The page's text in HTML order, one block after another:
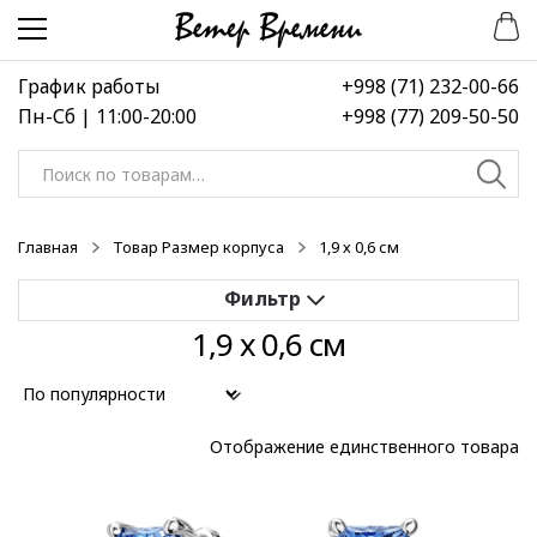
Перейти
навигации
Перейти
содержимому
График работы
Пн-Сб | 11:00-20:00
+998 (71) 232-00-66
+998 (77) 209-50-50
Искать:
Главная Товар Размер корпуса 1,9 х 0,6 см
1,9 х 0,6 см
Отображение единственного товара